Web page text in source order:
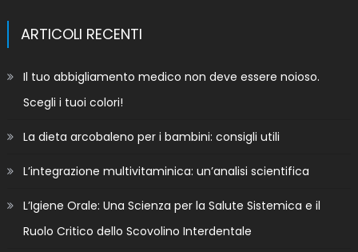
ARTICOLI RECENTI
Il tuo abbigliamento medico non deve essere noioso.
Scegli i tuoi colori!
La dieta arcobaleno per i bambini: consigli utili
L’integrazione multivitaminica: un’analisi scientifica
L’Igiene Orale: Una Scienza per la Salute Sistemica e il
Ruolo Critico dello Scovolino Interdentale